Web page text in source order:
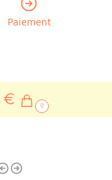
Paiement
€ 0